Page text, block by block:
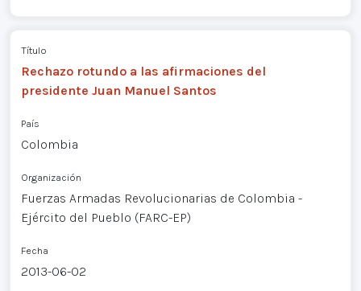
Título
Rechazo rotundo a las afirmaciones del
presidente Juan Manuel Santos
País
Colombia
Organización
Fuerzas Armadas Revolucionarias de Colombia -
Ejército del Pueblo (FARC-EP)
Fecha
2013-06-02